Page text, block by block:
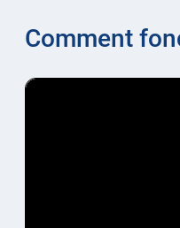
Comment